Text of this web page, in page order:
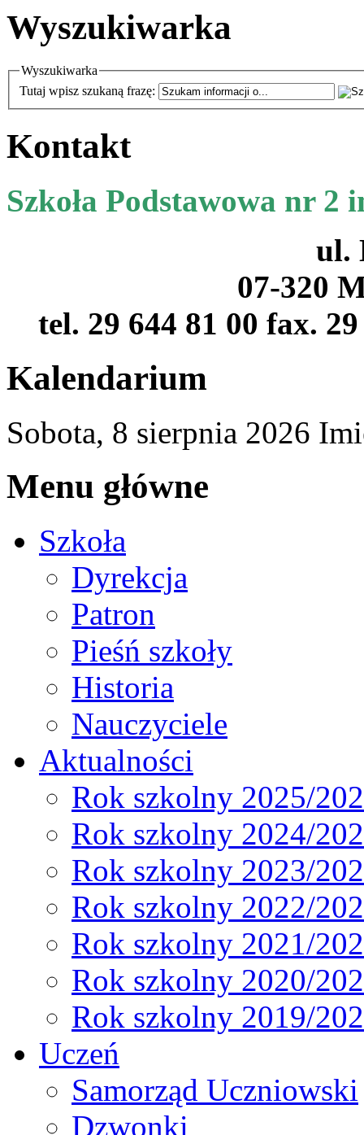
Wyszukiwarka
Wyszukiwarka
Tutaj wpisz szukaną frazę:
Kontakt
Szkoła Podstawowa nr
ul.
07-320
tel. 29 644 81 00 fax.
Kalendarium
Sobota, 8 sierpnia 2026
Menu główne
Szkoła
Dyrekcja
Patron
Pieśń szkoły
Historia
Nauczyciele
Aktualności
Rok szkolny 2025/
Rok szkolny 2024/
Rok szkolny 2023/
Rok szkolny 2022/
Rok szkolny 2021/
Rok szkolny 2020/
Rok szkolny 2019/
Uczeń
Samorząd Uczniowski
Dzwonki